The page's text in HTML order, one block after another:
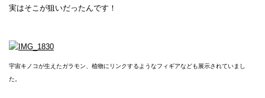
実はそこが狙いだったんです！
宇宙キノコが生えたガラモン、植物にリンクするようなフィギアなども展示されていまし
た。